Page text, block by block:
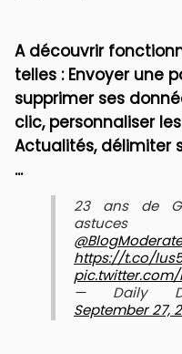
A découvrir
telles : Envoyer une
supprimer ses
clic, personnaliser
Actualités, délimiter
...
23 ans de Google : découvrez 23
astuces
https://t.co/
pic.twitter.com/
— Daily
September 27,